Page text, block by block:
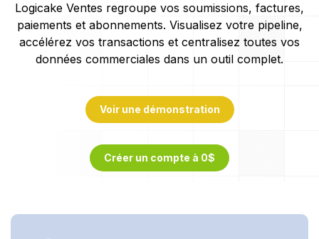
Logicake Ventes regroupe vos soumissions, factures,
paiements et abonnements. Visualisez votre pipeline,
accélérez vos transactions et centralisez toutes vos
données commerciales dans un outil complet.
Voir une démonstration
Créer un compte à 0$